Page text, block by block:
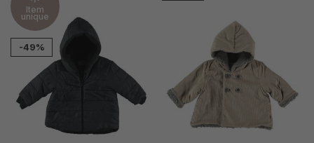
Item
unique
-49%